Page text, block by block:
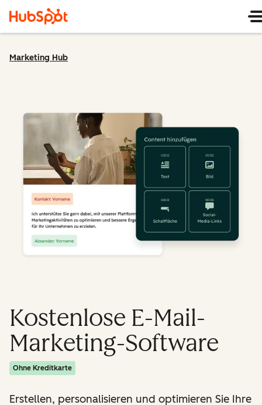
Marketing Hub
Kostenlose E-Mail-
Marketing-Software
Ohne Kreditkarte
Erstellen, personalisieren und optimieren Sie Ihre